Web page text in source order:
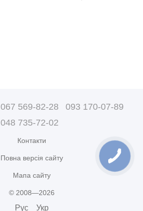
067 569-82-28
093 170-07-89
048 735-72-02
Контакти
Повна версія сайту
Мапа сайту
© 2008—2026
Рус Укр